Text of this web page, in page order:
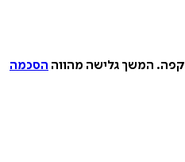
המשך גלישה מהווההסכמה